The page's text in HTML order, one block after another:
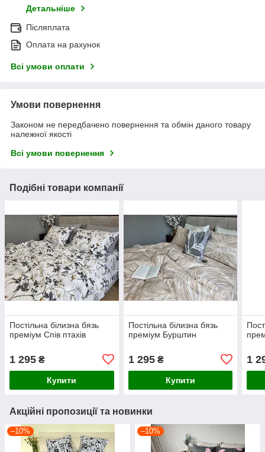
Детальніше
Післяплата
Оплата на рахунок
Всі умови оплати
Умови повернення
Законом не передбачено повернення та обмін даного товару
належної якості
Всі умови повернення
Подібні товари компанії
Постільна білизна бязь
преміум Спів птахів
1 295 ₴
Купити
Постільна білизна бязь
преміум Бурштин
1 295₴
Купити
1
Акційні пропозиції та новинки
–10% –10%